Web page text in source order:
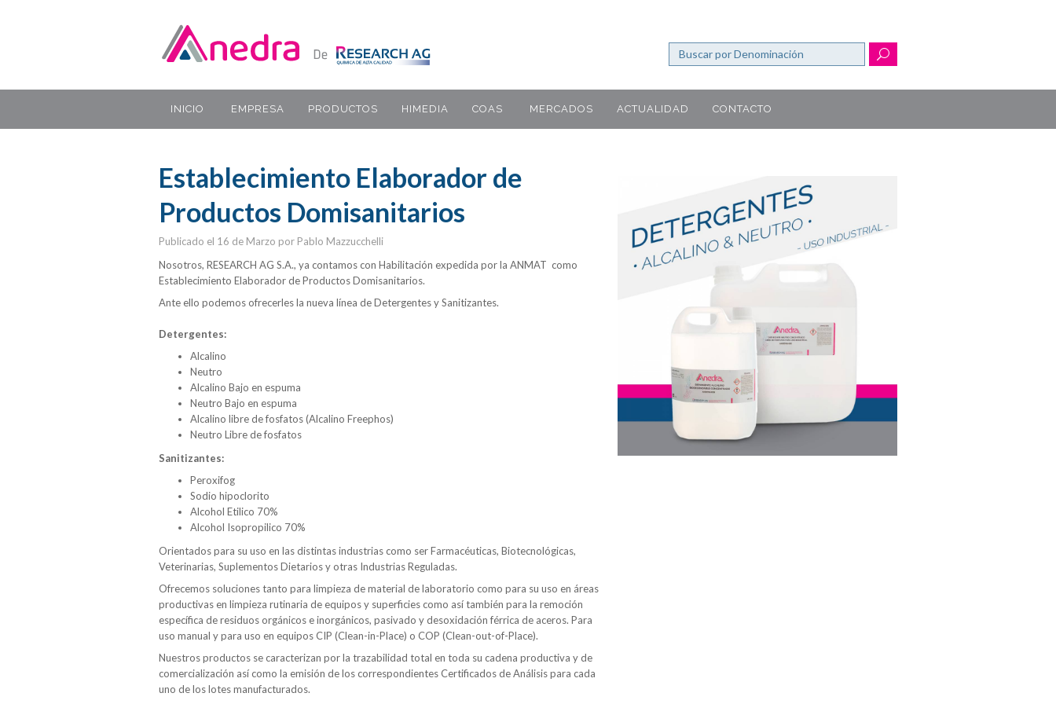
INICIO EMPRESA PRODUCTOS HIMEDIA COAS MERCADOS ACTUALIDAD CONTACTO
Establecimiento Elaborador de
Productos Domisanitarios
Publicado el 16 de Marzo por Pablo Mazzucchelli
Nosotros, RESEARCH AG S.A., ya contamos con Habilitación expedida por la ANMAT como
Establecimiento Elaborador de Productos Domisanitarios.
Ante ello podemos ofrecerles la nueva línea de Detergentes y Sanitizantes.
Detergentes:
Alcalino
Neutro
Alcalino Bajo en espuma
Neutro Bajo en espuma
Alcalino libre de fosfatos (Alcalino Freephos)
Neutro Libre de fosfatos
Sanitizantes:
Peroxifog
Sodio hipoclorito
Alcohol Etilico 70%
Alcohol Isopropilico 70%
Orientados para su uso en las distintas industrias como ser Farmacéuticas, Biotecnológicas,
Veterinarias, Suplementos Dietarios y otras Industrias Reguladas.
Ofrecemos soluciones tanto para limpieza de material de laboratorio como para su uso en áreas
productivas en limpieza rutinaria de equipos y superficies como así también para la remoción
específica de residuos orgánicos e inorgánicos, pasivado y desoxidación férrica de aceros. Para
uso manual y para uso en equipos CIP (Clean-in-Place) o COP (Clean-out-of-Place).
Nuestros productos se caracterizan por la trazabilidad total en toda su cadena productiva y de
comercialización así como la emisión de los correspondientes Certificados de Análisis para cada
uno de los lotes manufacturados.